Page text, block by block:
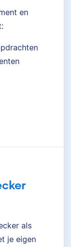
en
als
je eigen